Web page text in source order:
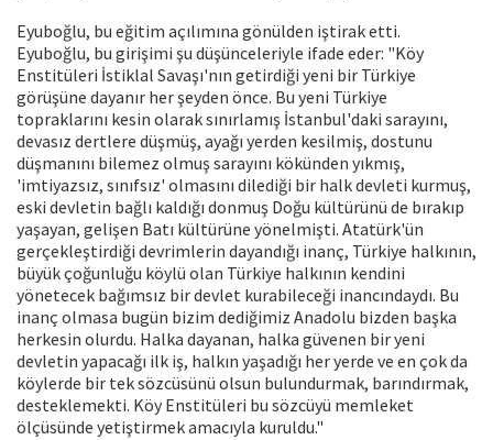
Eyuboğlu, bu eğitim açılımına gönülden iştirak etti.
Eyuboğlu, bu girişimi şu düşünceleriyle ifade eder: "Köy
Enstitüleri İstiklal Savaşı'nın getirdiği yeni bir Türkiye
görüşüne dayanır her şeyden önce. Bu yeni Türkiye
topraklarını kesin olarak sınırlamış İstanbul'daki sarayını,
devasız dertlere düşmüş, ayağı yerden kesilmiş, dostunu
düşmanını bilemez olmuş sarayını kökünden yıkmış,
'imtiyazsız, sınıfsız' olmasını dilediği bir halk devleti kurmuş,
eski devletin bağlı kaldığı donmuş Doğu kültürünü de bırakıp
yaşayan, gelişen Batı kültürüne yönelmişti. Atatürk'ün
gerçekleştirdiği devrimlerin dayandığı inanç, Türkiye halkının,
büyük çoğunluğu köylü olan Türkiye halkının kendini
yönetecek bağımsız bir devlet kurabileceği inancındaydı. Bu
inanç olmasa bugün bizim dediğimiz Anadolu bizden başka
herkesin olurdu. Halka dayanan, halka güvenen bir yeni
devletin yapacağı ilk iş, halkın yaşadığı her yerde ve en çok da
köylerde bir tek sözcüsünü olsun bulundurmak, barındırmak,
desteklemekti. Köy Enstitüleri bu sözcüyü memleket
ölçüsünde yetiştirmek amacıyla kuruldu."